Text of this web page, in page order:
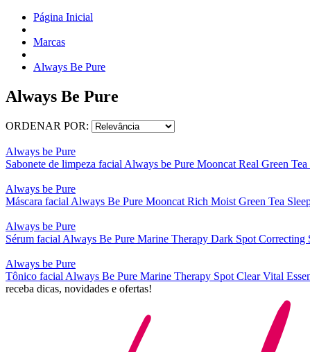
Página Inicial
Marcas
Always Be Pure
Always Be Pure
ORDENAR POR:
Always be Pure
Sabonete de limpeza facial Always be Pure Mooncat Real Green
Always be Pure
Máscara facial Always Be Pure Mooncat Rich Moist Green Tea
Always be Pure
Sérum facial Always Be Pure Marine Therapy Dark Spot Correcting
Always be Pure
Tônico facial Always Be Pure Marine Therapy Spot Clear Vital
receba dicas, novidades e ofertas!